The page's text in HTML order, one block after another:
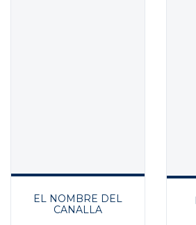
EL NOMBRE DEL
CANALLA